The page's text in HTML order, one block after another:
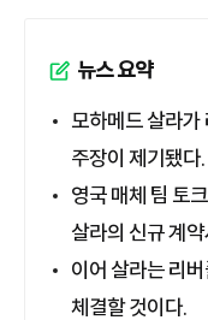
뉴스 요약
모하메드 살라가
주장이 제기됐다.
영국 매체 팀 토
살라의 신규 계
이어 살라는 리
체결할 것이다.